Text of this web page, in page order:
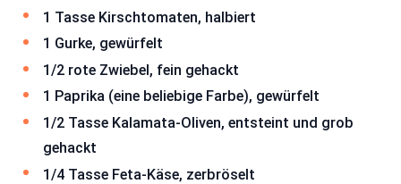
1 Tasse Kirschtomaten, halbiert
1 Gurke, gewürfelt
1/2 rote Zwiebel, fein gehackt
1 Paprika (eine beliebige Farbe), gewürfelt
1/2 Tasse Kalamata-Oliven, entsteint und grob
gehackt
1/4 Tasse Feta-Käse, zerbröselt